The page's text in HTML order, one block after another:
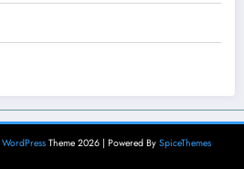
WordPress Theme 2026 | Powered By SpiceThemes